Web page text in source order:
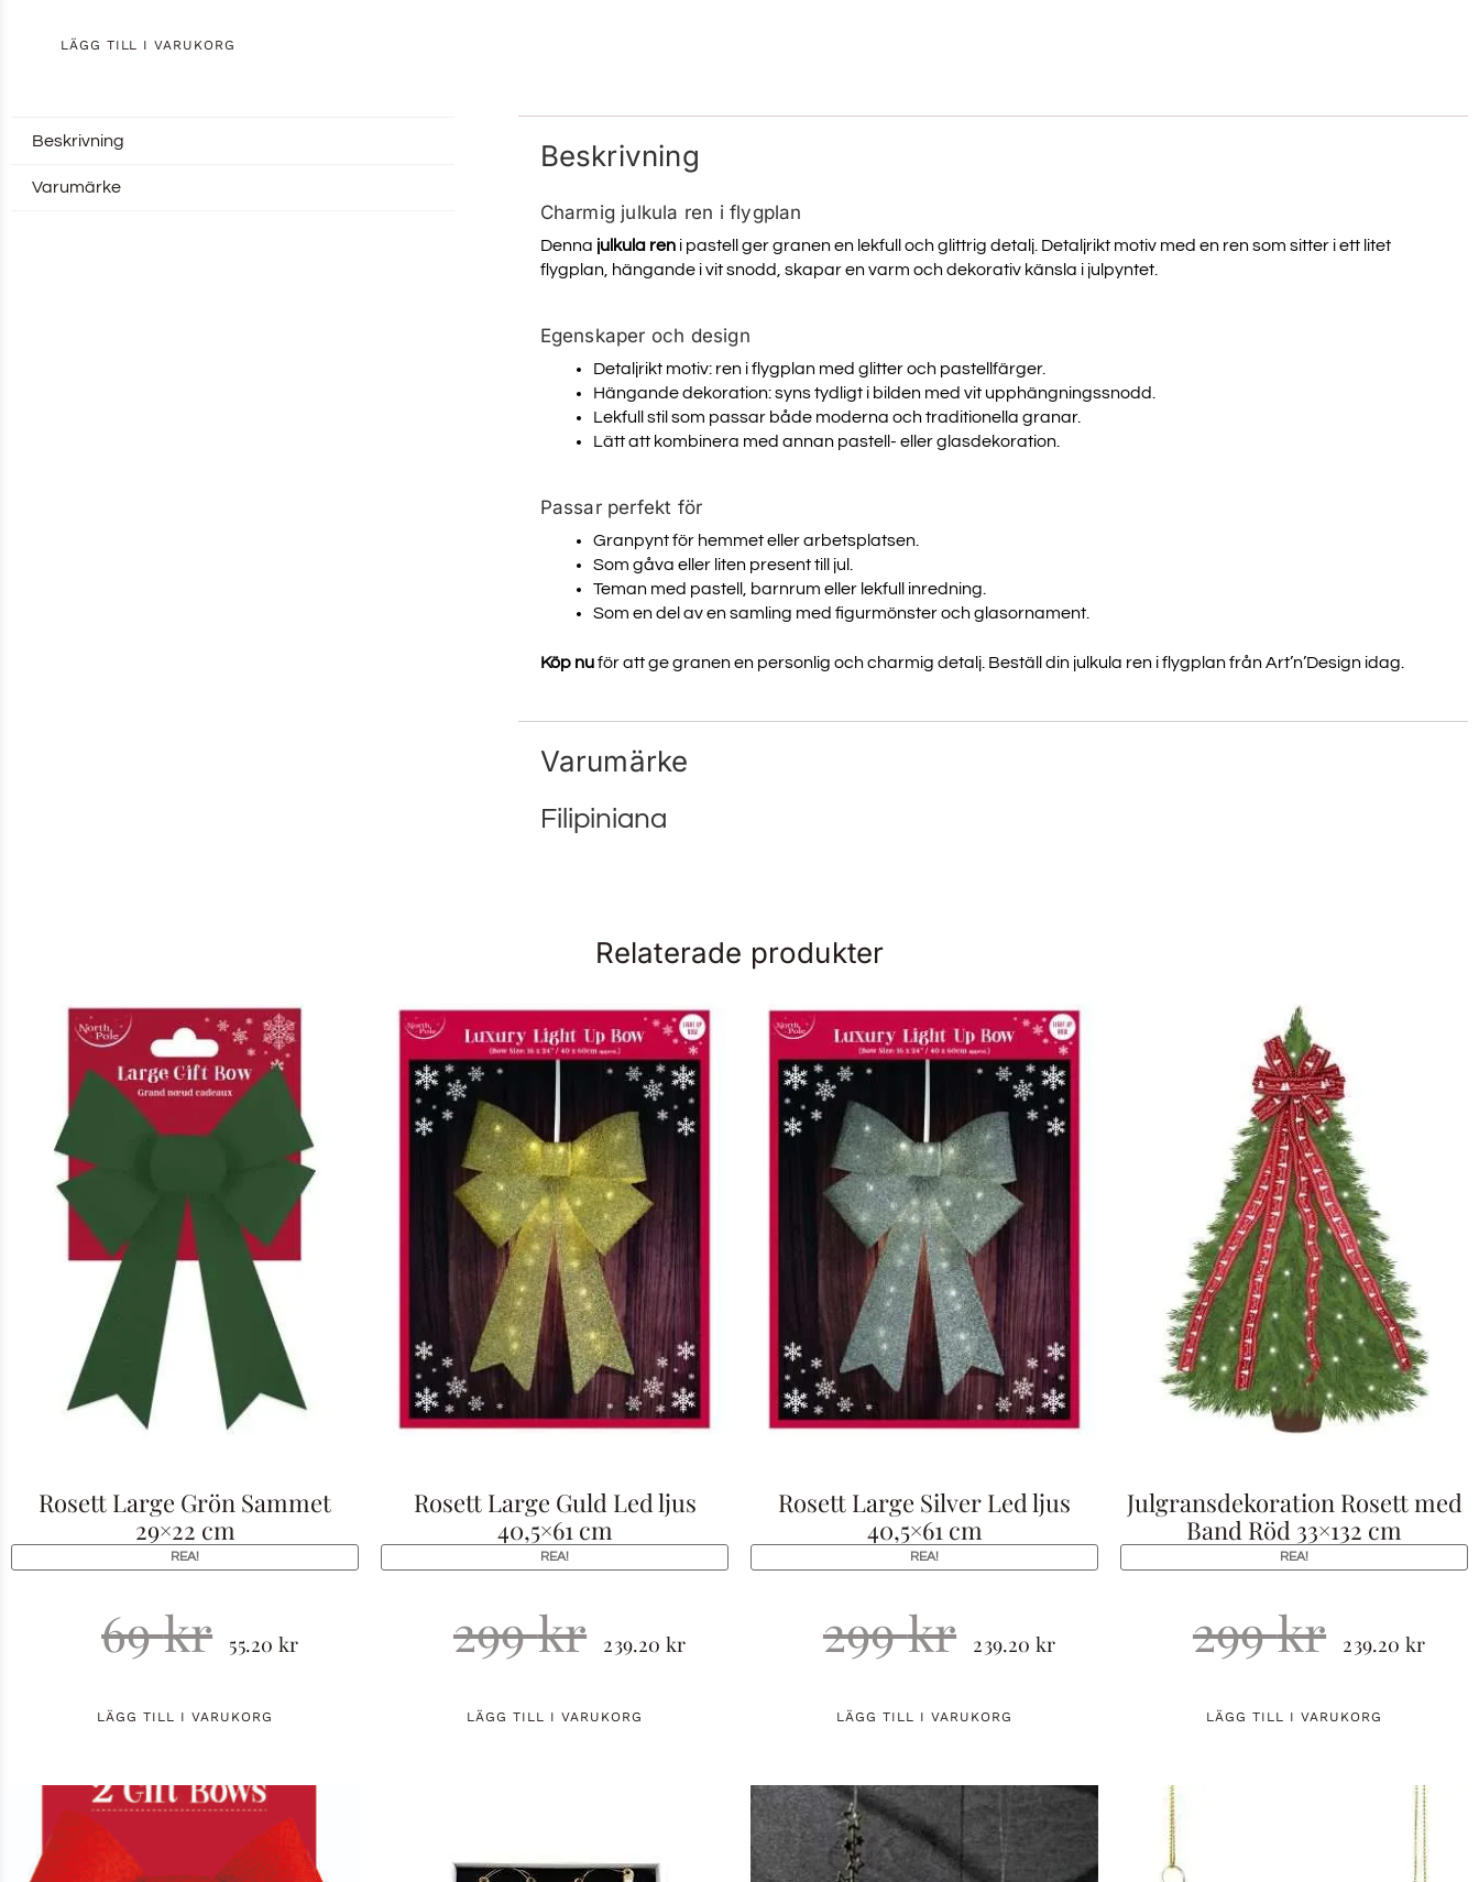
LÄGG TILL I VARUKORG
Beskrivning
Varumärke
Beskrivning
Charmig julkula ren i flygplan
Denna julkula reni pastell ger granen en lekfull och glittrig detalj. Detaljrikt motiv med en ren som sitter i ett litet
flygplan, hängande i vit snodd, skapar en varm och dekorativ känsla i julpyntet.
Egenskaper och design
Detaljrikt motiv: ren i flygplan med glitter och pastellfärger.
Hängande dekoration: syns tydligt i bilden med vit upphängningssnodd.
Lekfull stil som passar både moderna och traditionella granar.
Lätt att kombinera med annan pastell- eller glasdekoration.
Passar perfekt för
Granpynt för hemmet eller arbetsplatsen.
Som gåva eller liten present till jul.
Teman med pastell, barnrum eller lekfull inredning.
Som en del av en samling med figurmönster och glasornament.
Köp nuför att ge granen en personlig och charmig detalj. Beställ din julkula ren i flygplan från Art’n’Design idag.
Varumärke
Filipiniana
Relaterade produkter
Rosett Large Grön Sammet
29×22 cm
REA!
69kr 55.20 kr
LÄGG TILL I VARUKORG
Rosett Large Guld Led ljus
40,5×61 cm
REA!
299kr 239.20 kr
LÄGG TILL I VARUKORG
Rosett Large Silver Led ljus
40,5×61 cm
REA!
299kr 239.20 kr
LÄGG TILL I VARUKORG
Julgransdekoration Rosett med
Band Röd 33×132 cm
REA!
299kr 239.20 kr
LÄGG TILL I VARUKORG
Registrera dig för att få tillgång till våra senaste
uppdateringar och bästa erbjudanden.
Email
NEJ, TACK